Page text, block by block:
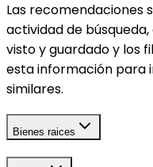
Las recomendaciones
actividad de
visto y guardado y los
esta información para
similares.
Bienes raices